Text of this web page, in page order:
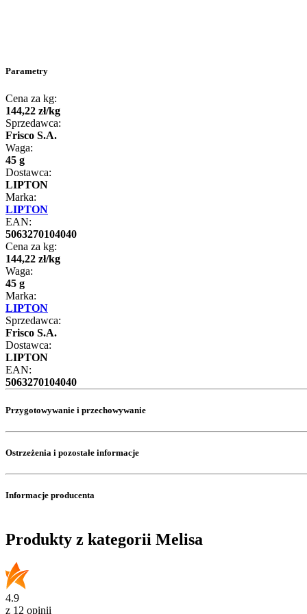
Parametry
Cena za kg:
144,22 zł/kg
Sprzedawca:
Frisco S.A.
Waga:
45 g
Dostawca:
LIPTON
Marka:
LIPTON
EAN:
5063270104040
Cena za kg:
144,22 zł/kg
Waga:
45 g
Marka:
LIPTON
Sprzedawca:
Frisco S.A.
Dostawca:
LIPTON
EAN:
5063270104040
Przygotowywanie i przechowywanie
Ostrzeżenia i pozostałe informacje
Informacje producenta
Produkty z kategorii Melisa
4.9
z 12 opinii